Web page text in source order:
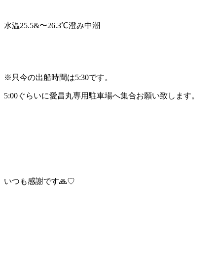
水温25.5&〜26.3℃澄み中潮
※只今の出船時間は5:30です。
5:00ぐらいに愛昌丸専用駐車場へ集合お願い致します。
いつも感謝です🙏♡